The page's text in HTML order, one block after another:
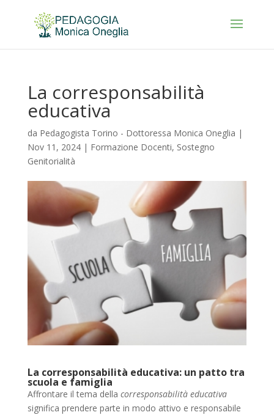
La corresponsabilità
educativa
da Pedagogista Torino - Dottoressa Monica Oneglia |
Nov 11, 2024| Formazione Docenti, Sostegno
Genitorialità
La corresponsabilità educativa: un patto tra
scuola e famiglia
Affrontare il tema della corresponsabilità educativa
significa prendere parte in modo attivo e responsabile